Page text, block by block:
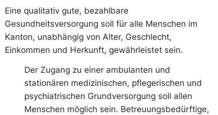
Eine qualitativ gute, bezahlbare
Gesundheitsversorgung soll für alle Menschen im
Kanton, unabhängig von Alter, Geschlecht,
Einkommen und Herkunft, gewährleistet sein.
Der Zugang zu einer ambulanten und
stationären medizinischen, pflegerischen und
psychiatrischen Grundversorgung soll allen
Menschen möglich sein. Betreuungsbedürftige,